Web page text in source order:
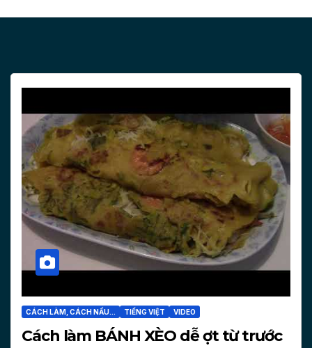
CÁCH LÀM, CÁCH NẤU... TIẾNG VIỆT VIDEO
Cách làm BÁNH XÈO dễ ợt từ trước